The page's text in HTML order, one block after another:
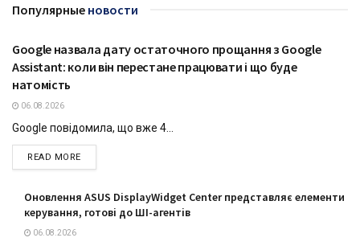
Популярные новости
ТЕХНОЛОГІЇ
Google назвала дату остаточного прощання з Google
Assistant: коли він перестане працювати і що буде
натомість
06.08.2026
Google повідомила, що вже 4...
READ MOREDETAILS
Оновлення ASUS DisplayWidget Center представляє елементи
керування, готові до ШІ-агентів
06.08.2026